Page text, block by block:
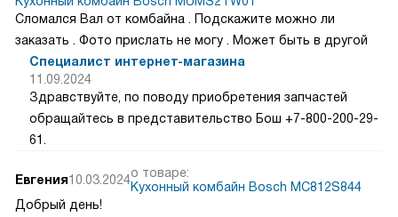
Сломался Вал от комбайна . Подскажите можно ли
заказать . Фото прислать не могу . Может быть в другой
Специалист интернет-магазина
11.09.2024
Здравствуйте, по поводу приобретения запчастей
обращайтесь в представительство Бош +7-800-200-29-
61.
Евгения10.03.2024о товаре:
Кухонный комбайн Bosch MC812S844
Добрый день!